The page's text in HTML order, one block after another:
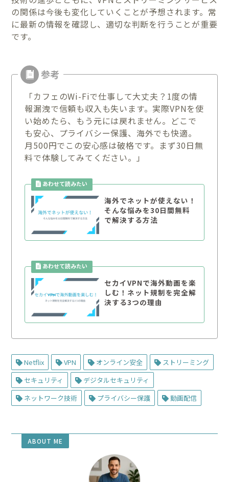
の関係は今後も変化していくことが予想されます。常
に最新の情報を確認し、適切な判断を行うことが重要
です。
「カフェのWi-Fiで仕事して大丈夫？1度の情
報漏洩で信頼も収入も失います。実際VPNを使
い始めたら、もう元には戻れません。どこで
も安心、プライバシー保護、海外でも快適。
月500円でこの安心感は破格です。まず30日無
料で体験してみてください。」
海外でネットが使えない！
そんな悩みを30日間無料
で解決する方法
セカイVPNで海外動画を楽
しむ！ネット規制を完全解
決する3つの理由
Netflix VPN オンライン安全
ストリーミング
セキュリティ
デジタルセキュリティ
ネットワーク技術
プライバシー保護 動画配信
ABOUT ME